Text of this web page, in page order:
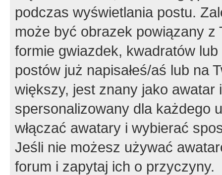
podczas wyświetlania postu.
może być obrazek powiązany z
formie gwiazdek, kwadratów
postów już napisałeś/aś lub na
większy, jest znany jako
spersonalizowany dla każdego
włączać awatary i wybierać
Jeśli nie możesz używać
forum i zapytaj ich o przyczyny.